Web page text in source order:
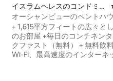
イスラムヘレスのコンドミニ
アム
オーシャンビューのペントハ
カートの手配サービス + 朝食
+ 1,615平方フィートの広々と
のお部屋 +毎日のコンチネン
クファスト（無料） + 無料飲
Wi-Fi、最高速度のインターネ